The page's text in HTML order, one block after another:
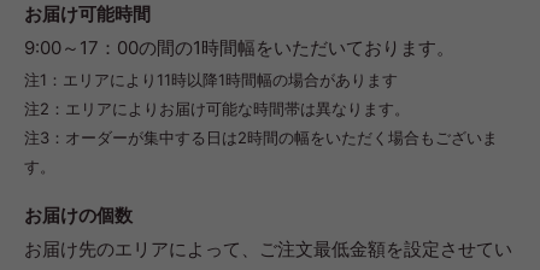
お届け可能時間
9:00～17：00の間の1時間幅をいただいております。
注1：エリアにより11時以降1時間幅の場合があります
注2：エリアによりお届け可能な時間帯は異なります。
注3：オーダーが集中する日は2時間の幅をいただく場合もございま
す。
お届けの個数
お届け先のエリアによって、ご注文最低金額を設定させてい